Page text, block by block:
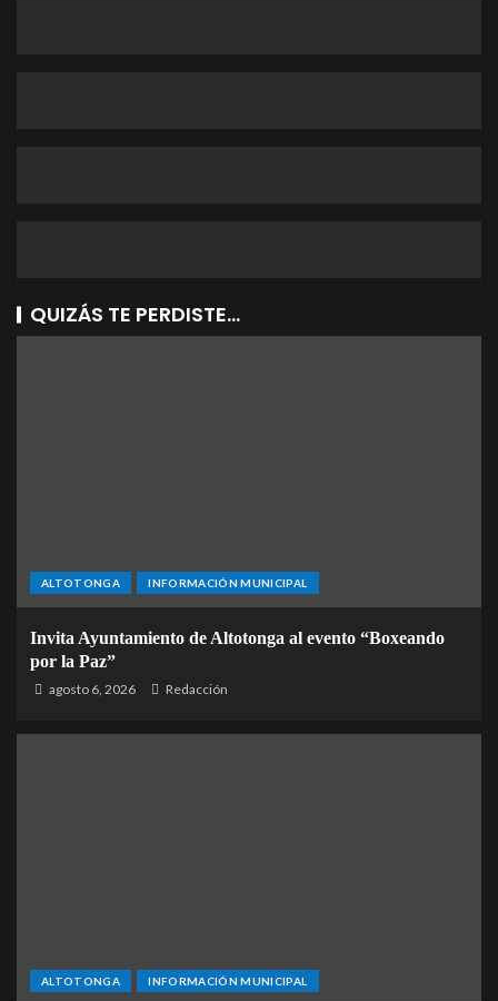
QUIZÁS TE PERDISTE...
ALTOTONGA INFORMACIÓN MUNICIPAL
Invita Ayuntamiento de Altotonga al evento “Boxeando
por la Paz”
agosto 6, 2026 Redacción
ALTOTONGA INFORMACIÓN MUNICIPAL